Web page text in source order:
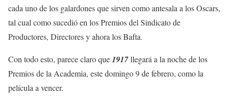
cada uno de los galardones que sirven como antesala a los Oscars,
tal cual como sucedió en los Premios del Sindicato de
Productores, Directores y ahora los Bafta.
Con todo esto, parece claro que1917llegará a la noche de los
Premios de la Academia, este domingo 9 de febrero, como la
película a vencer.